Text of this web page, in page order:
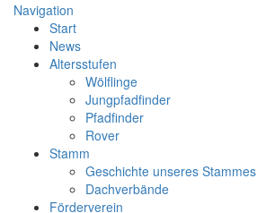
Navigation
Start
News
Altersstufen
Wölflinge
Jungpfadfinder
Pfadfinder
Rover
Stamm
Geschichte unseres Stammes
Dachverbände
Förderverein